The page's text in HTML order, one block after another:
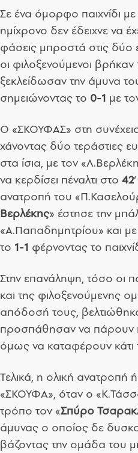
Σε ένα όμορφο παιχνίδι
ημίχρονο δεν έδειχνε να
φάσεις μπροστά στις δύο
οι φιλοξενούμενοι
ξεκλείδωσαν την άμυνα
σημειώνοντας το 0-1 με
Ο «ΣΚΟΥΦΑΣ» στη
χάνοντας δύο τεράστιες
στα ίσια, με τον
να κερδίσει πέναλτι στο 42
ανατροπή του
Βερλέκης» έστησε την
«Α.Παπαδημητρίου» και
το 1-1 φέρνοντας το
Στην επανάληψη, τόσο οι
και της φιλοξενούμενης
απόδοσή τους,
προσπάθησαν να πάρουν
όμως να καταφέρουν κάτι
Τελικά, η ολική ανατροπή
«ΣΚΟΥΦΑ», όταν ο
τρόπο τον «Σπύρο
άμυνας ο οποίος δε
βάζοντας την ομάδα του